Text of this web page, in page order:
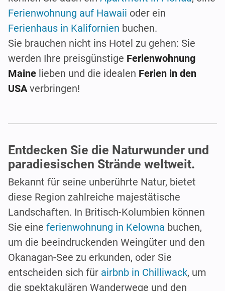
Ferienwohnung auf Hawaii oder ein
Ferienhaus in Kalifornien buchen.
Sie brauchen nicht ins Hotel zu gehen: Sie
werden Ihre preisgünstige Ferienwohnung
Maine lieben und die idealen Ferien in den
USAverbringen!
Entdecken Sie die Naturwunder und
paradiesischen Strände weltweit.
Bekannt für seine unberührte Natur, bietet
diese Region zahlreiche majestätische
Landschaften. In Britisch-Kolumbien können
Sie eine ferienwohnung in Kelowna buchen,
um die beeindruckenden Weingüter und den
Okanagan-See zu erkunden, oder Sie
entscheiden sich für airbnb in Chilliwack, um
die spektakulären Wanderwege und den